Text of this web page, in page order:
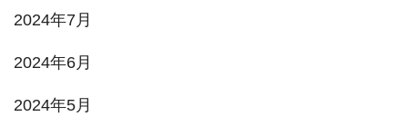
2024年7月
2024年6月
2024年5月